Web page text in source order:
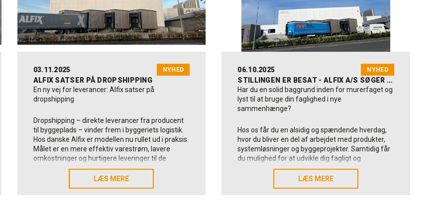
eksisterende fliser og vinyl indendørs.
Forbruget: 1,2–3,1 kg/m² afhængigt af
tandspartel.
Highlights fra ProFix Special
vandfasthed
Trækstyrker, beton: 1,5–3,0 N/mm²
Fliser op til 600x600 mm
Lagtykkelse op til 10 mm
Anvendelsestid: ca. 3 timer
Udviklet til bassin og industriområder
03.11.2025 NYHED
ALFIX SATSER PÅ DROPSHIPPING
En ny vej for leverancer: Alfix satser på
dropshipping
Dropshipping – direkte leverancer fra producent
til byggeplads – vinder frem i byggeriets logistik.
Hos danske Alfix er modellen nu rullet ud i praksis.
Målet er en mere effektiv varestrøm, lavere
omkostninger og hurtigere leveringer til de
danske byggepladser.
Når man spørger Salgs- og marketingdirektør
LÆS MERE
LÆS MERE
06.10.2025 NYHED
STILLINGEN ER BESAT - ALFIX A/S SØGER ERFAREN TEKNIKER MED MURERBAGGRUND - TIL KOLDING
Har du en solid baggrund inden for murerfaget og
lyst til at bruge din faglighed i nye
sammenhænge?
Hos os får du en alsidig og spændende hverdag,
hvor du bliver en del af arbejdet med produkter,
systemløsninger og byggeprojekter. Samtidig får
du mulighed for at udvikle dig fagligt og
specialisere dig inden for pool- og
svømmebadsanlæg.LÆS MERE
LÆS MERE